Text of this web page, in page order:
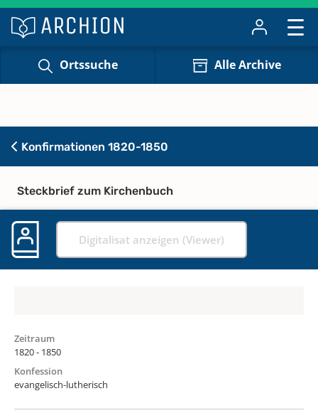
Ortssuche Alle Archive
Konfirmationen 1820-1850
Steckbrief zum Kirchenbuch
Digitalisat anzeigen (Viewer)
Zeitraum
1820 - 1850
Konfession
evangelisch-lutherisch